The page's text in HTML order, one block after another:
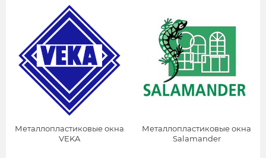
Металлопластиковые окна
VEKA
Металлопластиковые окна
Salamander